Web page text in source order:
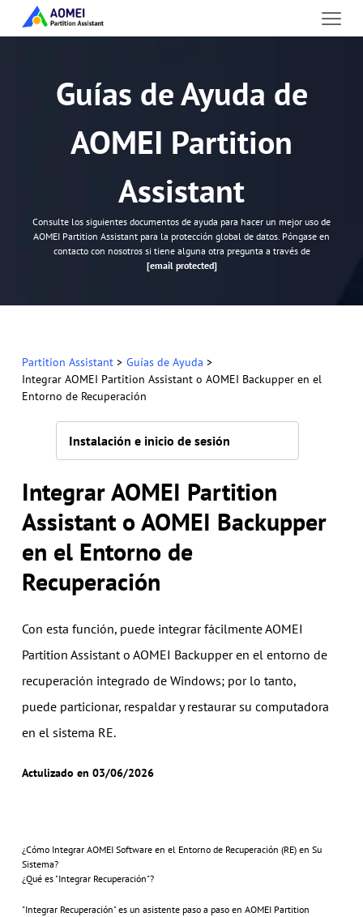
Guías de Ayuda de
AOMEI Partition
Assistant
Consulte los siguientes documentos de ayuda para hacer un mejor uso de
AOMEI Partition Assistant para la protección global de datos. Póngase en
contacto con nosotros si tiene alguna otra pregunta a través de
[email protected]
Partition Assistant> Guías de Ayuda >
Integrar AOMEI Partition Assistant o AOMEI Backupper en el
Entorno de Recuperación
Instalación e inicio de sesión
Integrar AOMEI Partition
Assistant o AOMEI Backupper
en el Entorno de
Recuperación
Con esta función, puede integrar fácilmente AOMEI
Partition Assistant o AOMEI Backupper en el entorno de
recuperación integrado de Windows; por lo tanto,
puede particionar, respaldar y restaurar su computadora
en el sistema RE.
Actulizado en 03/06/2026
¿Cómo Integrar AOMEI Software en el Entorno de Recuperación (RE) en Su
Sistema?
¿Qué es "Integrar Recuperación"?
"Integrar Recuperación" es un asistente paso a paso en AOMEI Partition